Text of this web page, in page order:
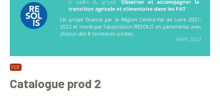
Catalogue prod 2